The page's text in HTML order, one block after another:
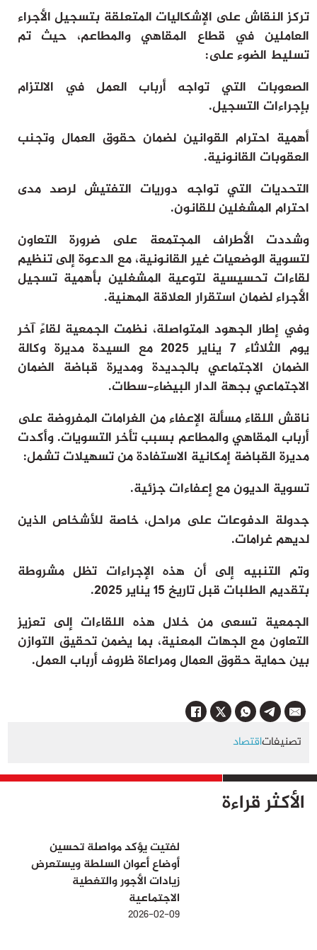
الأكثر قراءة
لفتيت يؤكد مواصلة تحسين
أوضاع أعوان السلطة ويستعرض
زيادات الأجور والتغطية
الاجتماعية
2026-02-09
تركز النقاش على الإشكاليات المتعلقة بتسجيل الأجراء
العاملين في قطاع المقاهي والمطاعم، حيث تم
تسليط الضوء على:
الصعوبات التي تواجه أرباب العمل في الالتزام
بإجراءات التسجيل.
أهمية احترام القوانين لضمان حقوق العمال وتجنب
العقوبات القانونية.
التحديات التي تواجه دوريات التفتيش لرصد مدى
احترام المشغلين للقانون.
وشددت الأطراف المجتمعة على ضرورة التعاون
لتسوية الوضعيات غير القانونية، مع الدعوة إلى تنظيم
لقاءات تحسيسية لتوعية المشغلين بأهمية تسجيل
الأجراء لضمان استقرار العلاقة المهنية.
وفي إطار الجهود المتواصلة، نظمت الجمعية لقاءً آخر
يوم الثلاثاء 7 يناير 2025 مع السيدة مديرة وكالة
الضمان الاجتماعي بالجديدة ومديرة قباضة الضمان
الاجتماعي بجهة الدار البيضاء-سطات.
ناقش اللقاء مسألة الإعفاء من الغرامات المفروضة على
أرباب المقاهي والمطاعم بسبب تأخر التسويات. وأكدت
مديرة القباضة إمكانية الاستفادة من تسهيلات تشمل:
تسوية الديون مع إعفاءات جزئية.
جدولة الدفوعات على مراحل، خاصة للأشخاص الذين
لديهم غرامات.
وتم التنبيه إلى أن هذه الإجراءات تظل مشروطة
بتقديم الطلبات قبل تاريخ 15 يناير 2025.
الجمعية تسعى من خلال هذه اللقاءات إلى تعزيز
التعاون مع الجهات المعنية، بما يضمن تحقيق التوازن
بين حماية حقوق العمال ومراعاة ظروف أرباب العمل.
اقتصادتصنيفات